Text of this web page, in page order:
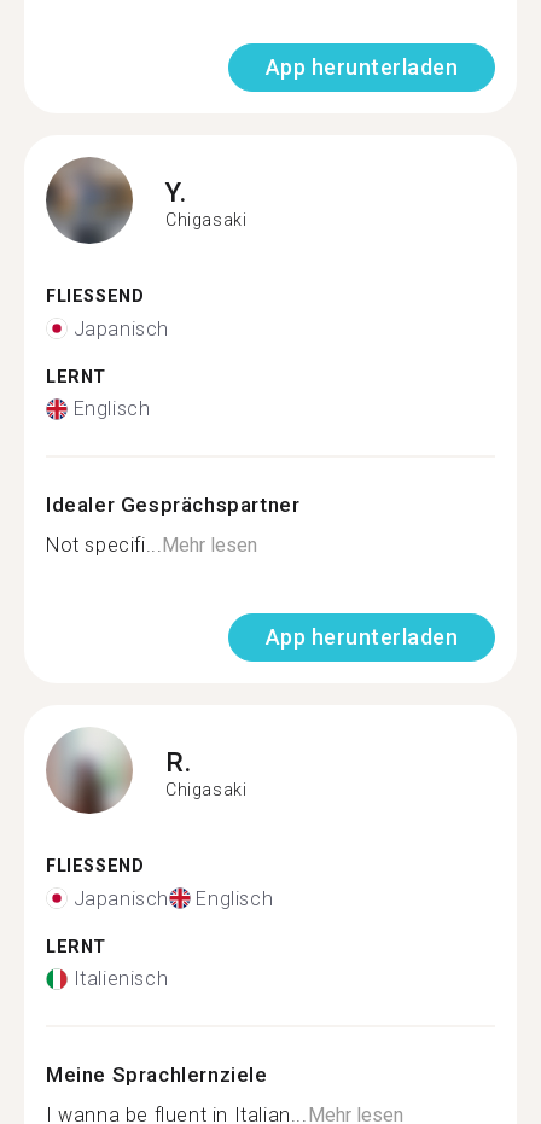
App herunterladen
Y.
Chigasaki
FLIESSEND
Japanisch
LERNT
Englisch
Idealer Gesprächspartner
Not specifi...Mehr lesen
App herunterladen
R.
Chigasaki
FLIESSEND
Japanisch Englisch
LERNT
Italienisch
Meine Sprachlernziele
I wanna be fluent in Italian...Mehr lesen